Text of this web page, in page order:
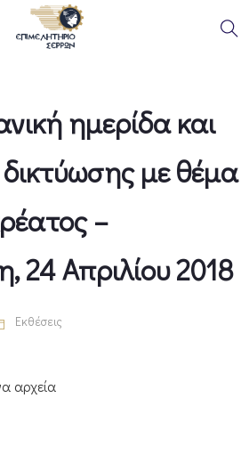
ημερίδα και
με θέμα
–
24 Απριλίου 2018
Εκθέσεις
αρχεία